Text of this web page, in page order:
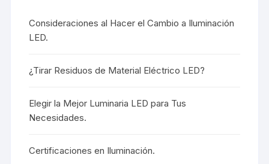
Consideraciones al Hacer el Cambio a Iluminación
LED.
¿Tirar Residuos de Material Eléctrico LED?
Elegir la Mejor Luminaria LED para Tus
Necesidades.
Certificaciones en Iluminación.